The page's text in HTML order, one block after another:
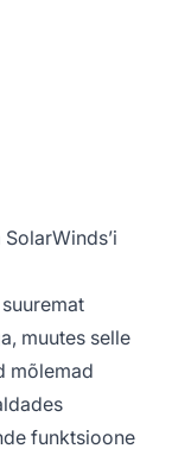
muutes selle
mõlemad
funktsioone